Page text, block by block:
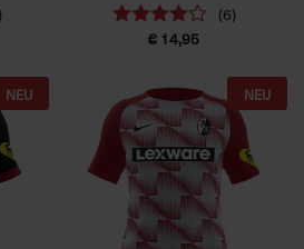
(6)
€ 14,95
NEU NEU